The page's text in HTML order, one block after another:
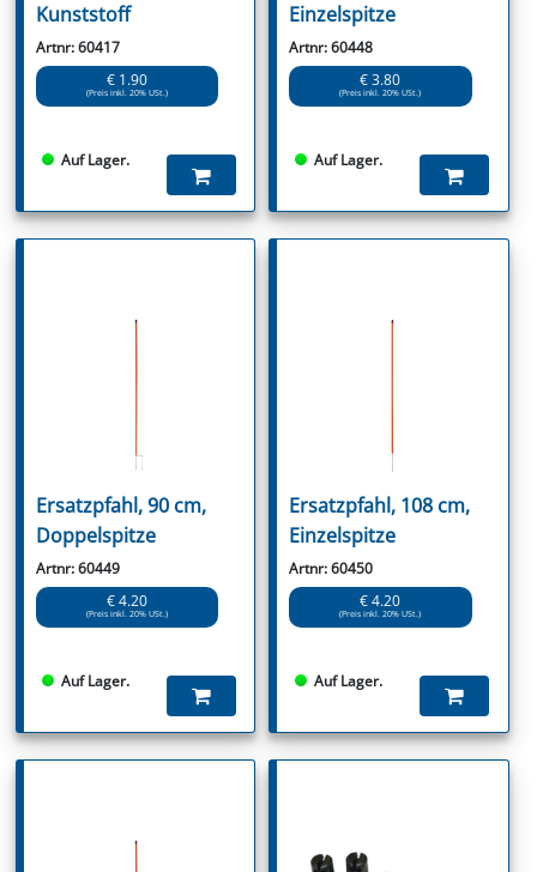
Kunststoff
Artnr: 60417
€ 1.90
(Preis inkl. 20% USt.)
Auf Lager.
Einzelspitze
Artnr: 60448
€ 3.80
(Preis inkl. 20% USt.)
Auf Lager.
Ersatzpfahl, 90 cm,
Doppelspitze
Artnr: 60449
€ 4.20
(Preis inkl. 20% USt.)
Auf Lager.
Ersatzpfahl, 108 cm,
Einzelspitze
Artnr: 60450
€ 4.20
(Preis inkl. 20% USt.)
Auf Lager.